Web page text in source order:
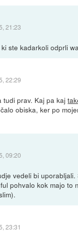
21:23
ste kadarkoli odprli
22:29
tudi prav. Kaj pa kaj
obiska, ker po
09:20
vedeli bi
pohvalo kok majo to
23:31